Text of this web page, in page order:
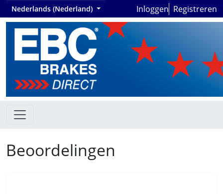
Nederlands (Nederland) Inloggen Registreren
Beoordelingen